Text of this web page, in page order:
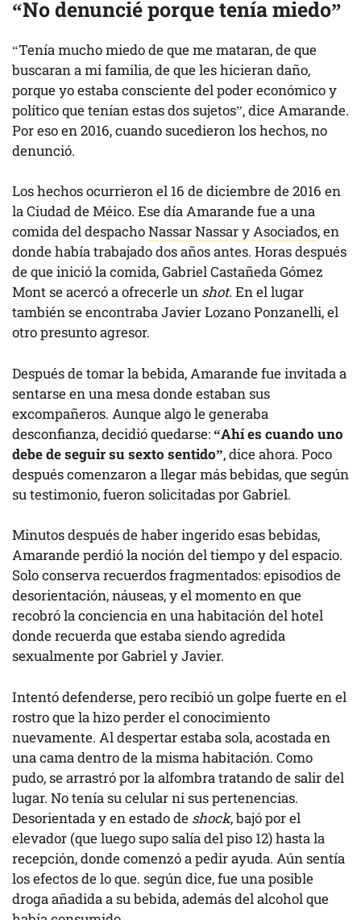
“No denuncié porque tenía miedo”
“Tenía mucho miedo de que me mataran, de que
buscaran a mi familia, de que les hicieran daño,
porque yo estaba consciente del poder económico y
político que tenían estas dos sujetos”, dice Amarande.
Por eso en 2016, cuando sucedieron los hechos, no
denunció.
Los hechos ocurrieron el 16 de diciembre de 2016 en
la Ciudad de Méico. Ese día Amarande fue a una
comida del despachoNassar Nassar y Asociados, en
donde había trabajado dos años antes. Horas después
de que inició la comida, Gabriel Castañeda Gómez
Mont se acercó a ofrecerle un shot. En el lugar
también se encontraba Javier Lozano Ponzanelli, el
otro presunto agresor.
Después de tomar la bebida, Amarande fue invitada a
sentarse en una mesa donde estaban sus
excompañeros. Aunque algo le generaba
desconfianza, decidió quedarse:“Ahí es cuando uno
debe de seguir su sexto sentido”, dice ahora. Poco
después comenzaron a llegar más bebidas, que según
su testimonio, fueron solicitadas por Gabriel.
Minutos después de haber ingerido esas bebidas,
Amarande perdió la noción del tiempo y del espacio.
Solo conserva recuerdos fragmentados: episodios de
desorientación, náuseas, y el momento en que
recobró la conciencia en una habitación del hotel
donde recuerda que estaba siendo agredida
sexualmente por Gabriel y Javier.
Intentó defenderse, pero recibió un golpe fuerte en el
rostro que la hizo perder el conocimiento
nuevamente. Al despertar estaba sola, acostada en
una cama dentro de la misma habitación. Como
pudo, se arrastró por la alfombra tratando de salir del
lugar. No tenía su celular ni sus pertenencias.
Desorientada y en estado de shock, bajó por el
elevador (que luego supo salía del piso 12) hasta la
recepción, donde comenzó a pedir ayuda. Aún sentía
los efectos de lo que. según dice, fue una posible
droga añadida a su bebida, además del alcohol que